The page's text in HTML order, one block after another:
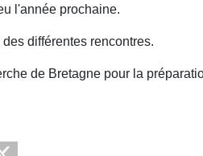
l'année prochaine.
différentes rencontres.
de Bretagne pour la